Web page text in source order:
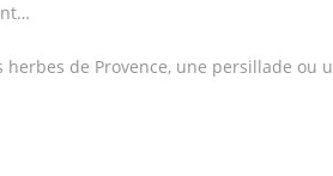
de Provence, une persillade ou